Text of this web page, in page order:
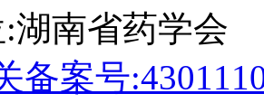
湖南省药学会
备案号